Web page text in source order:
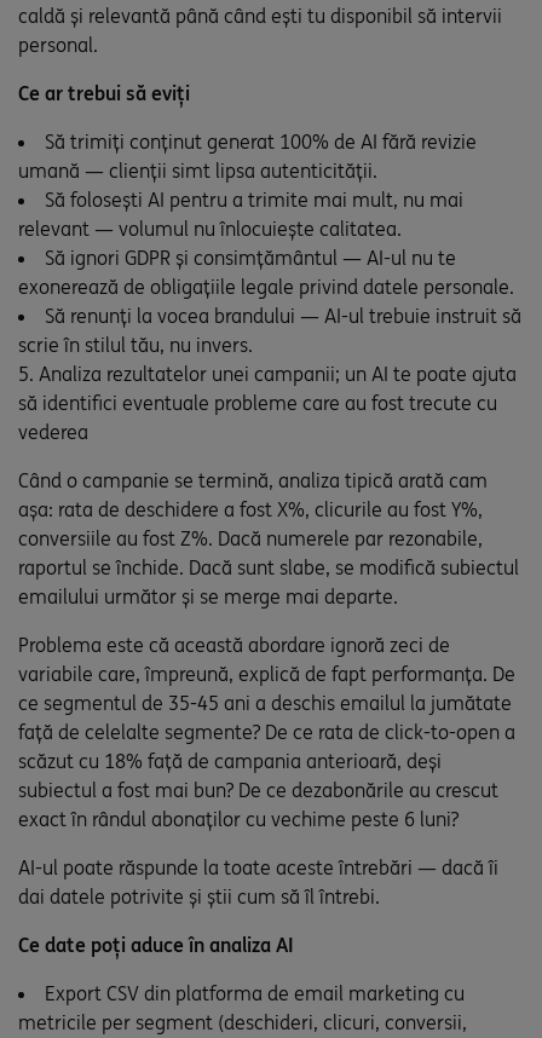
caldă și relevantă până când ești tu disponibil să intervii
personal.
Ce ar trebui să eviți
Să trimiți conținut generat 100% de AI fără revizie
umană — clienții simt lipsa autenticității.
Să folosești AI pentru a trimite mai mult, nu mai
relevant — volumul nu înlocuiește calitatea.
Să ignori GDPR și consimțământul — AI-ul nu te
exonerează de obligațiile legale privind datele personale.
Să renunți la vocea brandului — AI-ul trebuie instruit să
scrie în stilul tău, nu invers.
5. Analiza rezultatelor unei campanii; un AI te poate ajuta
să identifici eventuale probleme care au fost trecute cu
vederea
Când o campanie se termină, analiza tipică arată cam
așa: rata de deschidere a fost X%, clicurile au fost Y%,
conversiile au fost Z%. Dacă numerele par rezonabile,
raportul se închide. Dacă sunt slabe, se modifică subiectul
emailului următor și se merge mai departe.
Problema este că această abordare ignoră zeci de
variabile care, împreună, explică de fapt performanța. De
ce segmentul de 35-45 ani a deschis emailul la jumătate
față de celelalte segmente? De ce rata de click-to-open a
scăzut cu 18% față de campania anterioară, deși
subiectul a fost mai bun? De ce dezabonările au crescut
exact în rândul abonaților cu vechime peste 6 luni?
AI-ul poate răspunde la toate aceste întrebări — dacă îi
dai datele potrivite și știi cum să îl întrebi.
Ce date poți aduce în analiza AI
Export CSV din platforma de email marketing cu
metricile per segment (deschideri, clicuri, conversii,